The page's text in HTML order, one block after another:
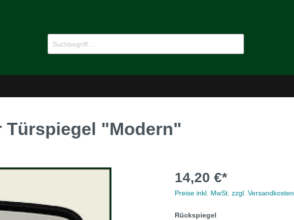
Ersatzteile
Türspiegel "Modern"
14,20 €*
Preise inkl. MwSt. zzgl. Versandkosten
Rückspiegel